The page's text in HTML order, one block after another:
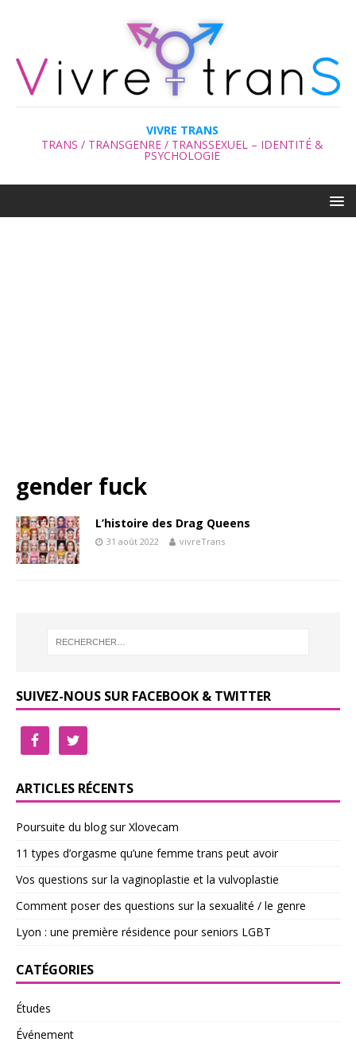
VIVRE TRANS
TRANS / TRANSGENRE / TRANSSEXUEL – IDENTITÉ &
PSYCHOLOGIE
gender fuck
L’histoire des Drag Queens
31 août 2022 vivreTrans
SUIVEZ-NOUS SUR FACEBOOK & TWITTER
ARTICLES RÉCENTS
Poursuite du blog sur Xlovecam
11 types d’orgasme qu’une femme trans peut avoir
Vos questions sur la vaginoplastie et la vulvoplastie
Comment poser des questions sur la sexualité / le genre
Lyon : une première résidence pour seniors LGBT
CATÉGORIES
Études
Événement